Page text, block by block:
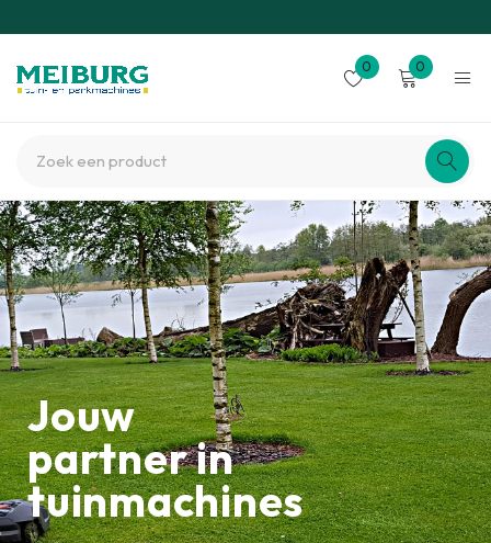
0 0
Jouw
partner in
tuinmachines